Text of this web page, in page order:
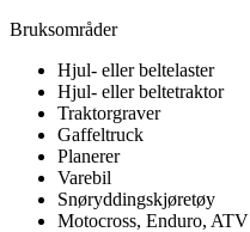
Bruksområder
Hjul- eller beltelaster
Hjul- eller beltetraktor
Traktorgraver
Gaffeltruck
Planerer
Varebil
Snøryddingskjøretøy
Motocross, Enduro, ATV